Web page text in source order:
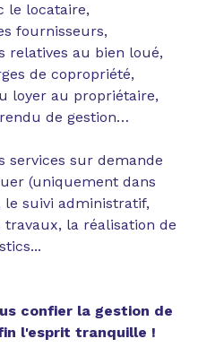
le locataire,
fournisseurs,
relatives au bien loué,
de copropriété,
loyer au propriétaire,
de gestion…
services sur demande
(uniquement dans
le suivi administratif,
la réalisation de
confier la gestion de
l'esprit tranquille !